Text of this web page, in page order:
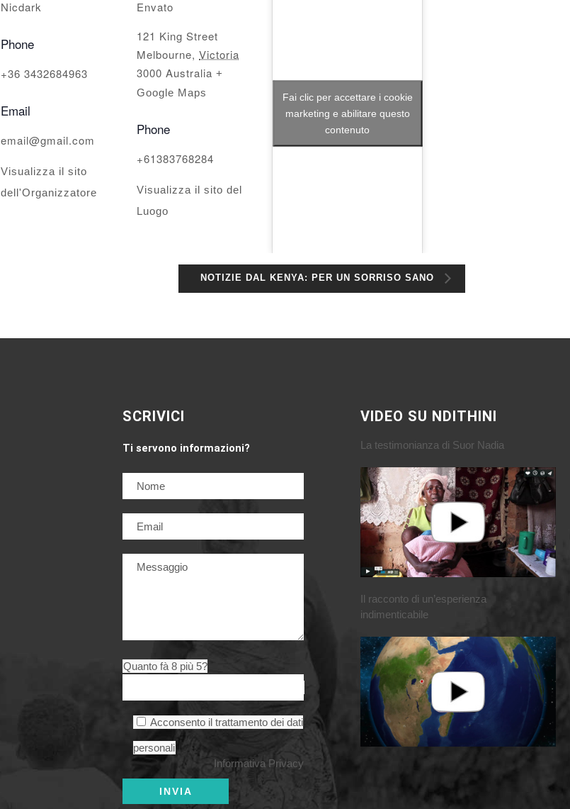
Nicdark
Phone
+36 3432684963
Email
email@gmail.com
Visualizza il sito
dell'Organizzatore
Envato
121 King Street
Melbourne, Victoria
3000 Australia +
Google Maps
Phone
+61383768284
Visualizza il sito del
Luogo
Fai clic per accettare i cookie
marketing e abilitare questo
contenuto
NOTIZIE DAL KENYA: PER UN SORRISO SANO
SCRIVICI
Ti servono informazioni?
Quanto fà 8 più 5?
Acconsento il trattamento dei dati
personali
Informativa Privacy
VIDEO SU NDITHINI
La testimonianza di Suor Nadia
Il racconto di un’esperienza
indimenticabile